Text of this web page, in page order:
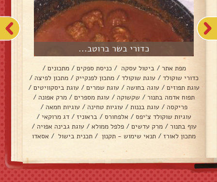
כדורי בשר ברוטב...
מפת אתר / ביטול עסקה / כניסת ספקים / מתכונים /
כדורי שוקולד / עוגת שוקולד / מתכון לפנקייק / מתכון לפיצה /
עוגת תפוזים / עוגה בחושה / עוגת שמרים / עוגת ביסקוויטים /
תפוח אדמה בתנור / שקשוקה / עוגת מספרים / מרק אפונה /
פריקסה / עוגת בננות / עוגיות טחינה / עוגיות חמאה /
עוגיות שוקולד צ׳יפס / אלפחורס / בראוניז / דג מרוקאי /
עוף בתנור / מרק עדשים / פלפל ממולא / עוגת גבינה אפויה /
מתכון לאורז / תנאי שימוש - תקנון / תכנית בישול / אסאדו